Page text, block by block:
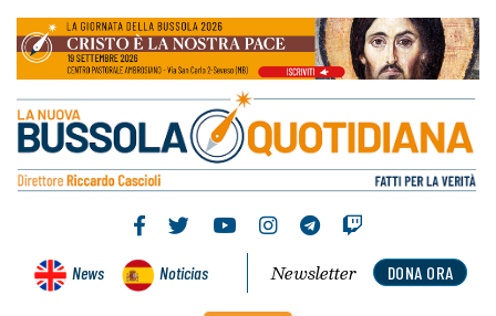
News Noticias DONA ORA
Newsletter